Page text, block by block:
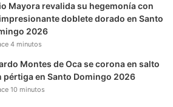
r
e
r
m
a
Mayora revalida su hegemonía con
doblete dorado en Santo
2026
4 minutos
Montes de Oca se corona en salto
pértiga en Santo Domingo 2026
10 minutos